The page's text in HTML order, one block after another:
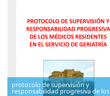
protocolo de supervisión y
responsabilidad progresiva de los